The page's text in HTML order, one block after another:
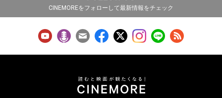
CINEMOREをフォローして最新情報をチェック